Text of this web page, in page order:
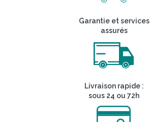
Garantie et services
assurés
Livraison rapide :
sous 24 ou 72h